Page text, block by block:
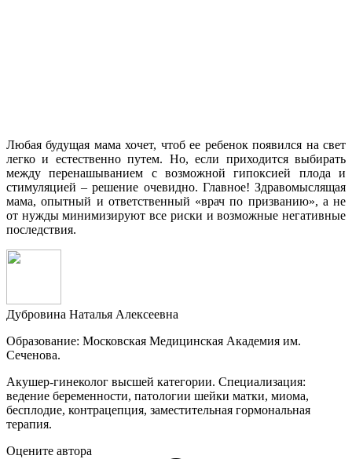
Любая будущая мама хочет, чтоб ее ребенок появился на свет
легко и естественно путем. Но, если приходится выбирать
между перенашыванием с возможной гипоксией плода и
стимуляцией – решение очевидно. Главное! Здравомыслящая
мама, опытный и ответственный «врач по призванию», а не
от нужды минимизируют все риски и возможные негативные
последствия.
Дубровина Наталья Алексеевна
Образование: Московская Медицинская Академия им.
Сеченова.
Акушер-гинеколог высшей категории. Специализация:
ведение беременности, патологии шейки матки, миома,
бесплодие, контрацепция, заместительная гормональная
терапия.
Оцените автора